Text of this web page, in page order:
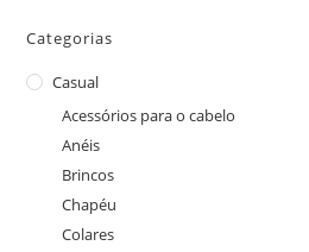
Categorias
Casual
Acessórios para o cabelo
Anéis
Brincos
Chapéu
Colares